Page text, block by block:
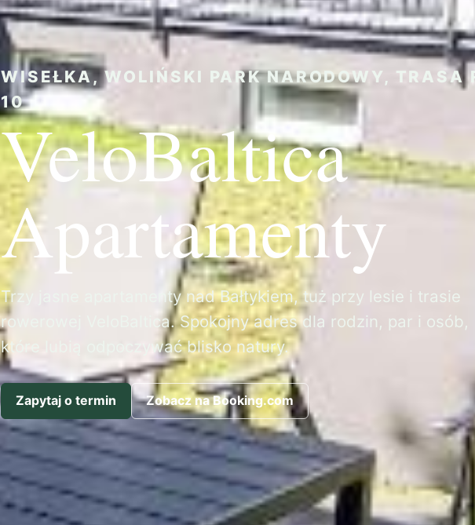
WISEŁKA, WOLIŃSKI PARK NARODOWY, TRASA
10
VeloBaltica
Apartamenty
Trzy jasne apartamenty nad Bałtykiem, tuż przy lesie i trasie
rowerowej VeloBaltica. Spokojny adres dla rodzin, par i osób,
które lubią odpoczywać blisko natury.
Zapytaj o termin Zobacz na Booking.com